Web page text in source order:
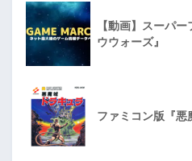
【動画】スーパ
ウウォーズ』
ファミコン版『悪